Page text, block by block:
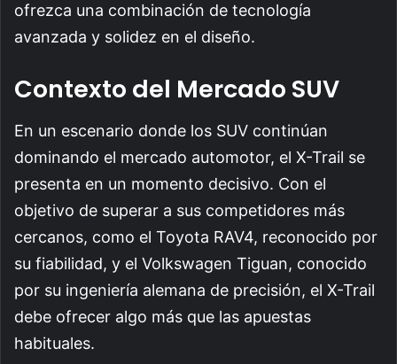
ofrezca una combinación de tecnología
avanzada y solidez en el diseño.
Contexto del Mercado SUV
En un escenario donde los SUV continúan
dominando el mercado automotor, el X-Trail se
presenta en un momento decisivo. Con el
objetivo de superar a sus competidores más
cercanos, como el Toyota RAV4, reconocido por
su fiabilidad, y el Volkswagen Tiguan, conocido
por su ingeniería alemana de precisión, el X-Trail
debe ofrecer algo más que las apuestas
habituales.